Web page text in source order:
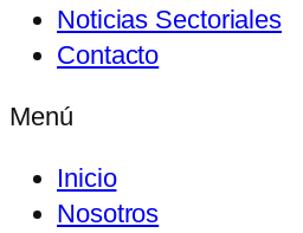
Noticias Sectoriales
Contacto
Menú
Inicio
Nosotros